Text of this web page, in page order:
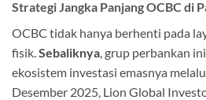
Strategi Jangka Panjang OCBC di
OCBC tidak hanya berhenti pada
fisik. Sebaliknya , grup perbankan
ekosistem investasi emasnya
Desember 2025, Lion Global